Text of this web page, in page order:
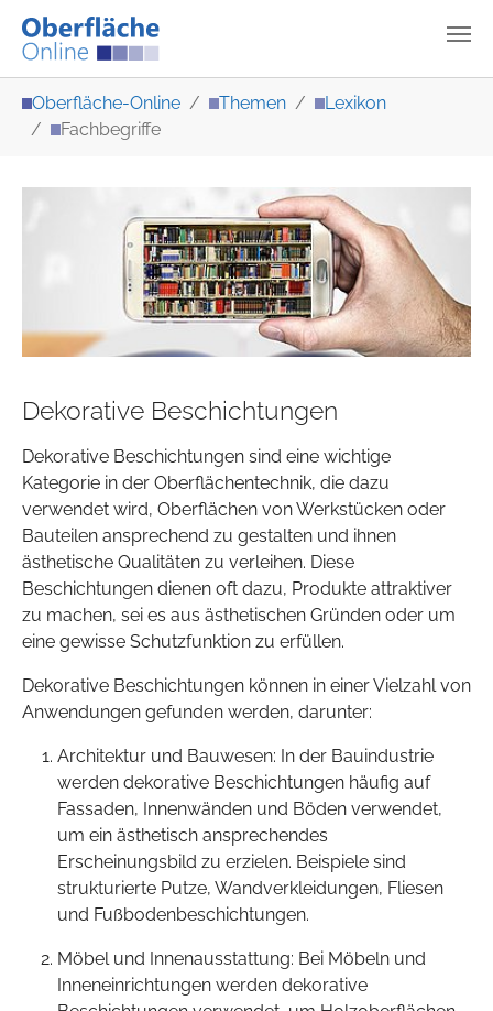
Oberfläche-Online Themen
Lexikon
Fachbegriffe
Dekorative Beschichtungen
Dekorative Beschichtungen sind eine wichtige
Kategorie in der Oberflächentechnik, die dazu
verwendet wird, Oberflächen von Werkstücken oder
Bauteilen ansprechend zu gestalten und ihnen
ästhetische Qualitäten zu verleihen. Diese
Beschichtungen dienen oft dazu, Produkte attraktiver
zu machen, sei es aus ästhetischen Gründen oder um
eine gewisse Schutzfunktion zu erfüllen.
Dekorative Beschichtungen können in einer Vielzahl von
Anwendungen gefunden werden, darunter:
Architektur und Bauwesen: In der Bauindustrie
werden dekorative Beschichtungen häufig auf
Fassaden, Innenwänden und Böden verwendet,
um ein ästhetisch ansprechendes
Erscheinungsbild zu erzielen. Beispiele sind
strukturierte Putze, Wandverkleidungen, Fliesen
und Fußbodenbeschichtungen.
Möbel und Innenausstattung: Bei Möbeln und
Inneneinrichtungen werden dekorative